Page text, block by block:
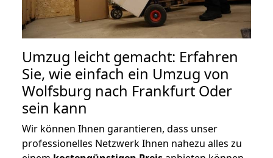
Umzug leicht gemacht: Erfahren
Sie, wie einfach ein Umzug von
Wolfsburg nach Frankfurt Oder
sein kann
Wir können Ihnen garantieren, dass unser
professionelles Netzwerk Ihnen nahezu alles zu